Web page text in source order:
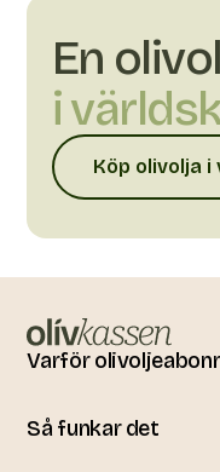
En
i
Köp olivolja i
Varför
Så funkar det